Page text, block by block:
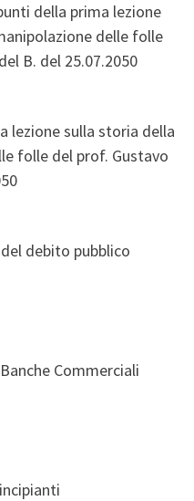
della prima lezione
delle folle
B. del 25.07.2050
lezione sulla storia della
folle del prof. Gustavo
debito pubblico
Commerciali